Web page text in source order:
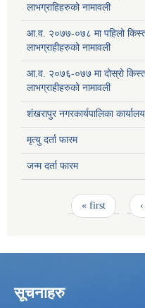
लाभग्राहिहरुको नामावली
आ.व. २०७७-०७८ मा पहिलो
लाभग्राहीहरुको नामावली
आ.व. २०७६-०७७ मा दोस्रो किस्ता
लाभग्राहीहरुको नामावली
शंखरापुर नगरकार्यपालिका
मृत्यु दर्ता फारम
जन्म दर्ता फारम
« first
सूचनाहरु